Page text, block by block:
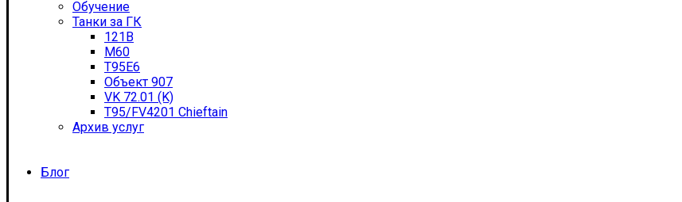
Обучение
Танки за ГК
121B
M60
T95E6
Объект 907
VK 72.01 (K)
T95/FV4201 Chieftain
Архив услуг
Блог